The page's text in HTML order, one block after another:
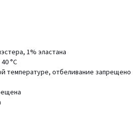
1% эластана
°С
температуре, отбеливание запрещено